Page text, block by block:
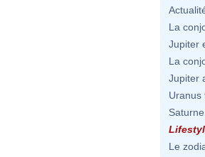
La
Jupiter
La
Jupiter
Uranus
Le